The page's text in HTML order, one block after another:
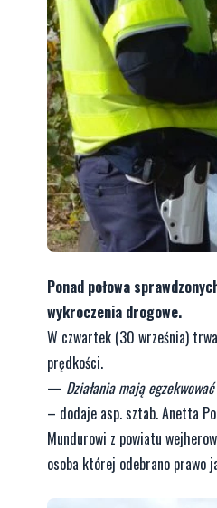
Ponad połowa
wykroczenia drogowe.
W czwartek (30 września)
prędkości.
— Działania mają
– dodaje asp. sztab. Anetta
Mundurowi z powiatu
osoba której odebrano prawo